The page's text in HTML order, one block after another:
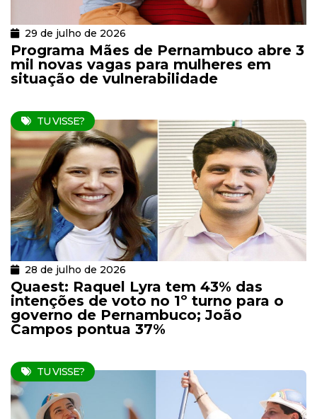
29 de julho de 2026
Programa Mães de Pernambuco abre 3
mil novas vagas para mulheres em
situação de vulnerabilidade
TU VISSE?
28 de julho de 2026
Quaest: Raquel Lyra tem 43% das
intenções de voto no 1º turno para o
governo de Pernambuco; João
Campos pontua 37%
TU VISSE?